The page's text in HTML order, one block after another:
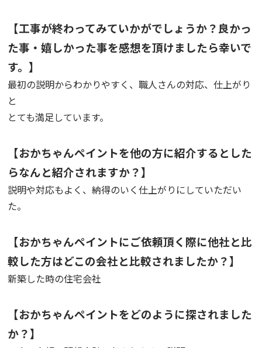
【工事が終わってみていかがでしょうか？良かっ
た事・嬉しかった事を感想を頂けましたら幸いで
す。】
最初の説明からわかりやすく、職人さんの対応、仕上がり
と
とても満足しています。
【おかちゃんペイントを他の方に紹介するとした
らなんと紹介されますか？】
説明や対応もよく、納得のいく仕上がりにしていただい
た。
【おかちゃんペイントにご依頼頂く際に他社と比
較した方はどこの会社と比較されましたか？】
新築した時の住宅会社
【おかちゃんペイントをどのように探されました
か？】